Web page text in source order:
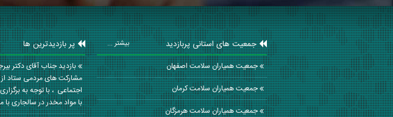
جمعیت های استانی پربازدید بیشتر ...
جمعیت همیاران سلامت اصفهان
جمعیت همیاران سلامت كرمان
جمعیت همیاران سلامت هرمزگان
پر بازدیدترین ها
بازدید جناب آقای دکتر
مشارکت های مردمی ستاد
اجتماعی ، با توجه به
با مواد مخدر در سالجاری